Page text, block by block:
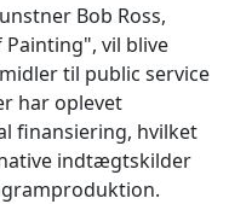
Bob Ross,
vil blive
til public service
har oplevet
finansiering, hvilket
indtægtskilder